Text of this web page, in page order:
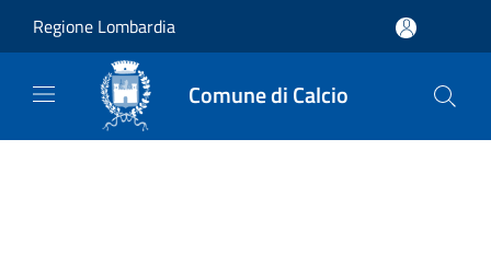
Regione Lombardia
Comune di Calcio